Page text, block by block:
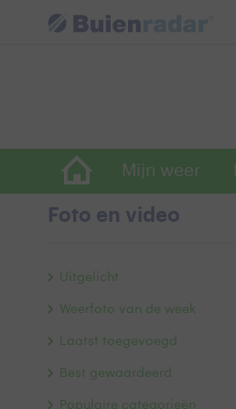
Mijn weer
Foto en video
Uitgelicht
Weerfoto van de week
Laatst toegevoegd
Best gewaardeerd
Populaire categorieën